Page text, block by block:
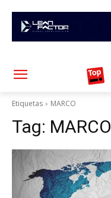
Etiquetas MARCO
Tag: MARCO